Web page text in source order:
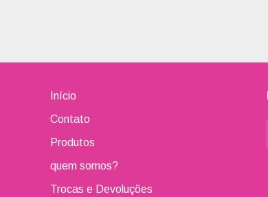
Início
Contato
Produtos
quem somos?
Trocas e Devoluções